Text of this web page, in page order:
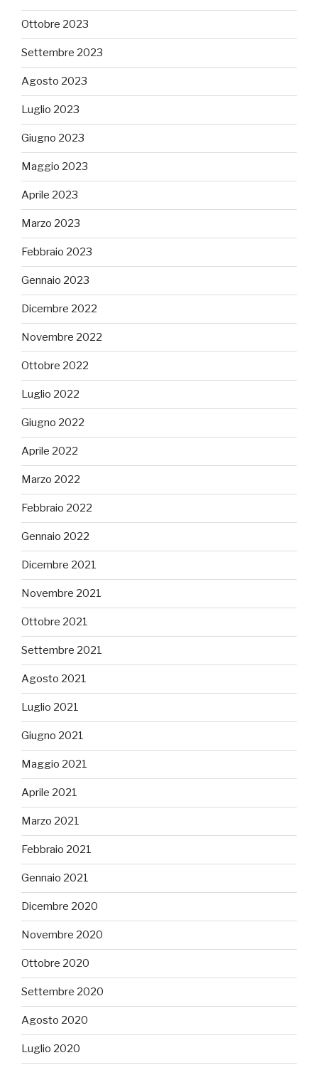
Ottobre 2023
Settembre 2023
Agosto 2023
Luglio 2023
Giugno 2023
Maggio 2023
Aprile 2023
Marzo 2023
Febbraio 2023
Gennaio 2023
Dicembre 2022
Novembre 2022
Ottobre 2022
Luglio 2022
Giugno 2022
Aprile 2022
Marzo 2022
Febbraio 2022
Gennaio 2022
Dicembre 2021
Novembre 2021
Ottobre 2021
Settembre 2021
Agosto 2021
Luglio 2021
Giugno 2021
Maggio 2021
Aprile 2021
Marzo 2021
Febbraio 2021
Gennaio 2021
Dicembre 2020
Novembre 2020
Ottobre 2020
Settembre 2020
Agosto 2020
Luglio 2020